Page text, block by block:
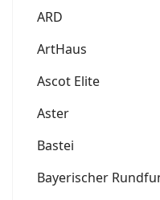
ARD
ArtHaus
Ascot Elite
Aster
Bastei
Bayerischer